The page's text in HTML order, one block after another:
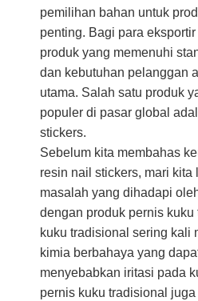
pemilihan bahan untuk
penting. Bagi para
produk yang memenuhi
dan kebutuhan pelanggan
utama. Salah satu produk
populer di pasar global
stickers.
Sebelum kita membahas
resin nail stickers, mari kita
masalah yang dihadapi
dengan produk pernis
kuku tradisional sering kali
kimia berbahaya yang
menyebabkan iritasi pada
pernis kuku tradisional